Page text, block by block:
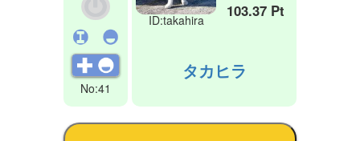
No:41
ID:takahira 103.37 Pt
タカヒラ